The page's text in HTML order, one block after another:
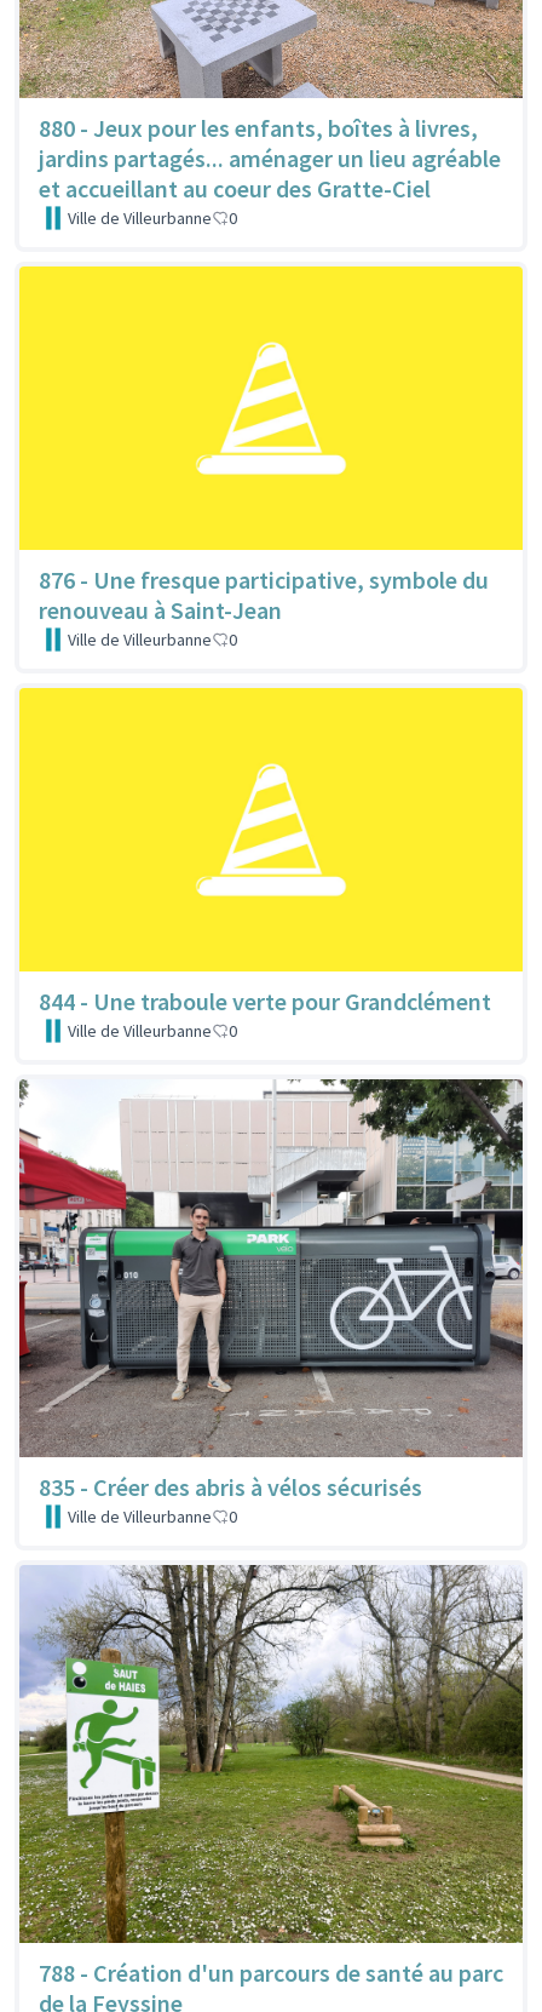
880 - Jeux pour les enfants, boîtes à livres,
jardins partagés... aménager un lieu agréable
et accueillant au coeur des Gratte-Ciel
Ville de Villeurbanne 0
876 - Une fresque participative, symbole du
renouveau à Saint-Jean
Ville de Villeurbanne 0
844 - Une traboule verte pour Grandclément
Ville de Villeurbanne 0
835 - Créer des abris à vélos sécurisés
Ville de Villeurbanne 0
788 - Création d'un parcours de santé au parc
de la Feyssine